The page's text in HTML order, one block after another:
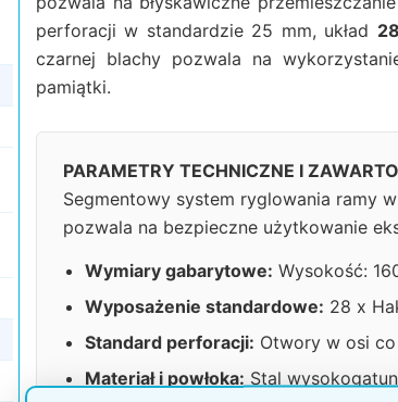
perforacji w standardzie 25 mm, układ
czarnej blachy pozwala na
pamiątki.
PARAMETRY TECHNICZNE I
Segmentowy system ryglowania ramy
pozwala na bezpieczne użytkowanie
Wymiary gabarytowe: Wysokość:
Wyposażenie standardowe: 28 x
Standard perforacji: Otwory w osi
Materiał i powłoka: Stal